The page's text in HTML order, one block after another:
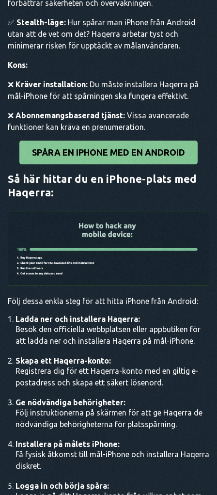
förbättrar säkerheten och övervakningen.
✅ Stealth-läge: Hur spårar man iPhone från Android
utan att de vet om det? Haqerra arbetar tyst och
minimerar risken för upptäckt av målanvändaren.
Kons:
❌ Kräver installation: Du måste installera Haqerra på
mål-iPhone för att spårningen ska fungera effektivt.
❌ Abonnemangsbaserad tjänst: Vissa avancerade
funktioner kan kräva en prenumeration.
SPÅRA EN IPHONE MED EN ANDROID
Så här hittar du en iPhone-plats med
Haqerra:
Följ dessa enkla steg för att hitta iPhone från Android:
Ladda ner och installera Haqerra:
Besök den officiella webbplatsen eller appbutiken för
att ladda ner och installera Haqerra på mål-iPhone.
Skapa ett Haqerra-konto:
Registrera dig för ett Haqerra-konto med en giltig e-
postadress och skapa ett säkert lösenord.
Ge nödvändiga behörigheter:
Följ instruktionerna på skärmen för att ge Haqerra de
nödvändiga behörigheterna för platsspårning.
Installera på målets iPhone:
Få fysisk åtkomst till mål-iPhone och installera Haqerra
diskret.
Logga in och börja spåra: